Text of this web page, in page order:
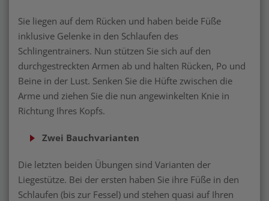
Sie liegen auf dem Rücken und haben beide Füße
inklusive Gelenke in den Schlaufen des
Schlingentrainers. Nun stützen Sie sich auf den
durchgestreckten Armen ab und halten Rücken, Po und
Beine in der Lust. Senken Sie die Hüfte zwischen die
Arme und ziehen Sie die nun angewinkelten Knie in
Richtung Ihres Kopfs.
Zwei Bauchvarianten
Die letzten beiden Übungen sind Varianten der
Liegestütze. Bei der ersten haben Sie ihre Füße in den
Schlaufen (bis zur Fessel) und stehen quasi auf Ihren